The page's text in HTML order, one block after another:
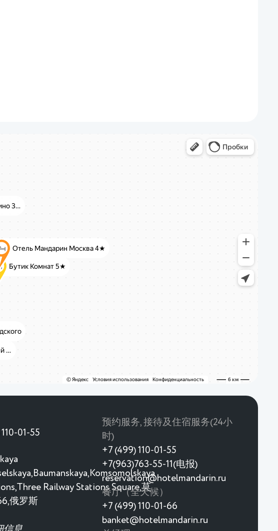
01-55
Railway Stations Square,莫
俄罗斯
预约服务, 接待及住宿服务(24小
时)
+7 (499) 110-01-55
+7(963)763-55-11(电报)
reservation@hotelmandarin.ru
餐厅（全天候）
+7 (499) 110-01-66
banket@hotelmandarin.ru